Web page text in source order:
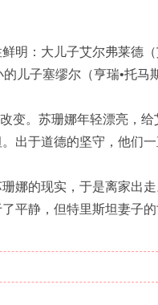
：大儿子艾尔弗莱德（
儿子塞缪尔（亨瑞•托马
变。苏珊娜年轻漂亮，给
出于道德的坚守，他们
娜的现实，于是离家出
平静，但特里斯坦妻子